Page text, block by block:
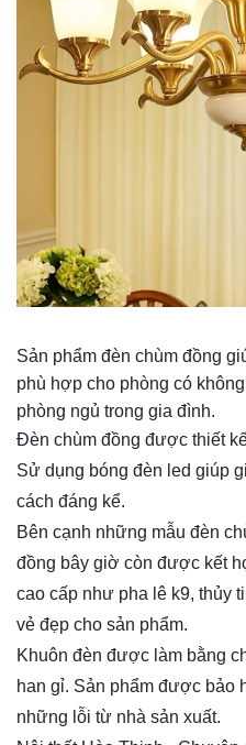
Sản phẩm đèn chùm đồng
phù hợp cho phòng có
phòng ngủ trong gia đình.
Đèn chùm đồng được thiết
Sử dụng bóng đèn led giúp
cách đáng kể.
Bên cạnh những mẫu đèn
đồng bây giờ còn được kết
cao cấp như pha lê k9, thủy
vẻ đẹp cho sản phẩm.
Khuôn đèn được làm bằng
han gỉ. Sản phẩm được bảo
những lỗi từ nhà sản xuất.